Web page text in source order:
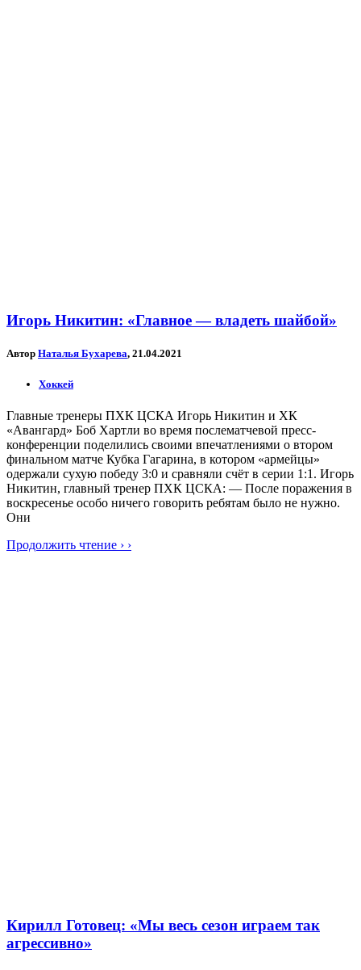
Игорь Никитин: «Главное — владеть шайбой»
Автор Наталья Бухарева, 21.04.2021
Хоккей
Главные тренеры ПХК ЦСКА Игорь Никитин и ХК
«Авангард» Боб Хартли во время послематчевой пресс-
конференции поделились своими впечатлениями о втором
финальном матче Кубка Гагарина, в котором «армейцы»
одержали сухую победу 3:0 и сравняли счёт в серии 1:1. Игорь
Никитин, главный тренер ПХК ЦСКА: — После поражения в
воскресенье особо ничего говорить ребятам было не нужно.
Они
Продолжить чтение › ›
Кирилл Готовец: «Мы весь сезон играем так
агрессивно»